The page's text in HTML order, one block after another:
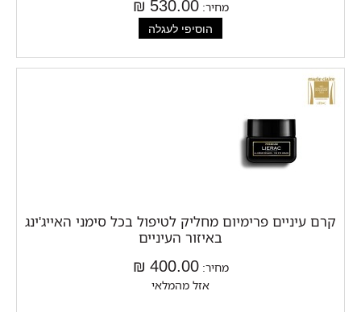
מחיר:530.00 ₪
קרם עיניים פרימיום מחליק לטיפול בכל סימני האייג'ינג
באיזור העיניים
מחיר:400.00 ₪
אזל מהמלאי